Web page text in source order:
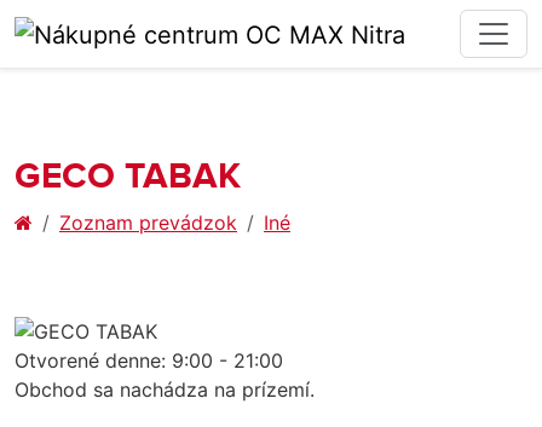
GECO TABAK
Zoznam prevádzok Iné
Otvorené denne: 9:00 - 21:00
Obchod sa nachádza na prízemí.